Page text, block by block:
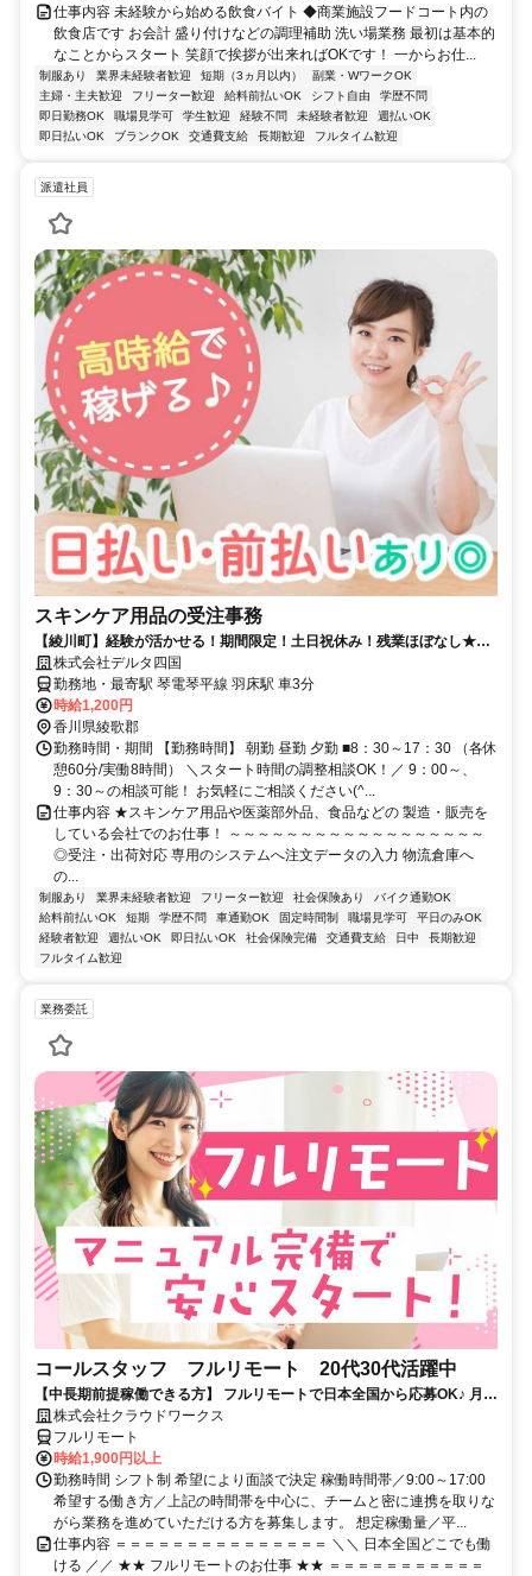
仕事内容 未経験から始める飲食バイト ◆商業施設フードコート内の
飲食店です お会計 盛り付けなどの調理補助 洗い場業務 最初は基本的
なことからスタート 笑顔で挨拶が出来ればOKです！ 一からお仕...
制服あり 業界未経験者歓迎 短期（3ヵ月以内）
副業・WワークOK
主婦・主夫歓迎
フリーター歓迎 給料前払いOK シフト自由
学歴不問
即日勤務OK
職場見学可 学生歓迎 経験不問 未経験者歓迎
週払いOK
即日払いOK
ブランクOK 交通費支給 長期歓迎 フルタイム歓迎
派遣社員
スキンケア用品の受注事務
【綾川町】経験が活かせる！期間限定！土日祝休み！残業ほぼなし★給
与日払い＆前払いOK！
株式会社デルタ四国
勤務地・最寄駅 琴電琴平線 羽床駅 車3分
時給1,200円
香川県綾歌郡
勤務時間・期間 【勤務時間】 朝勤 昼勤 夕勤 ■8：30～17：30 （各休
憩60分/実働8時間） ＼スタート時間の調整相談OK！／ 9：00～、
9：30～の相談可能！ お気軽にご相談ください(^...
仕事内容 ★スキンケア用品や医薬部外品、食品などの 製造・販売を
している会社でのお仕事！ ～～～～～～～～～～～～～～～～～～
◎受注・出荷対応 専用のシステムへ注文データの入力 物流倉庫へ
の...
制服あり 業界未経験者歓迎 フリーター歓迎 社会保険あり
バイク通勤OK
給料前払いOK
短期 学歴不問 車通勤OK 固定時間制 職場見学可
平日のみOK
経験者歓迎
週払いOK 即日払いOK 社会保険完備 交通費支給 日中
長期歓迎
フルタイム歓迎
業務委託
コールスタッフ フルリモート 20代30代活躍中
【中長期前提稼働できる方】 フルリモートで日本全国から応募OK♪ 月稼
働80時間で安定収入！
株式会社クラウドワークス
フルリモート
時給1,900円以上
勤務時間 シフト制 希望により面談で決定 稼働時間帯／9:00～17:00
希望する働き方／上記の時間帯を中心に、チームと密に連携を取りな
がら業務を進めていただける方を募集します。 想定稼働量／平...
仕事内容 ＝＝＝＝＝＝＝＝＝＝＝＝＝＝＝ ＼＼ 日本全国どこでも働
ける ／／ ★★ フルリモートのお仕事 ★★ ＝＝＝＝＝＝＝＝＝＝＝